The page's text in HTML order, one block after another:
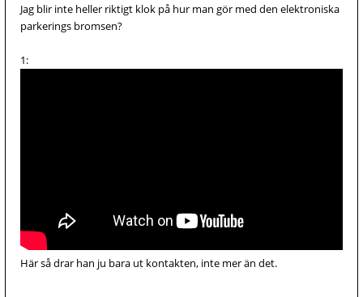
Jag blir inte heller riktigt klok på hur man gör med den elektroniska
parkerings bromsen?
1:
Här så drar han ju bara ut kontakten, inte mer än det.